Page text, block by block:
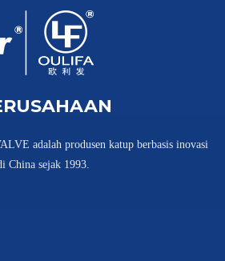
adalah produsen katup berbasis inovasi
China sejak 1993.